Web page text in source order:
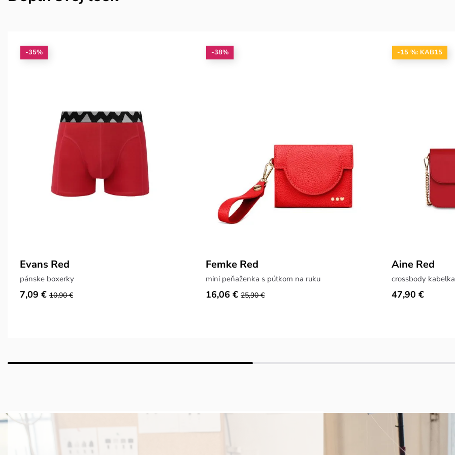
-35%
Evans Red
pánske boxerky
7,09 € 10,90 €
-38%
Femke Red
mini peňaženka s pútkom na ruku
16,06 € 25,90 €
-15 %: KAB15
Aine Red
crossbody
47,90 €